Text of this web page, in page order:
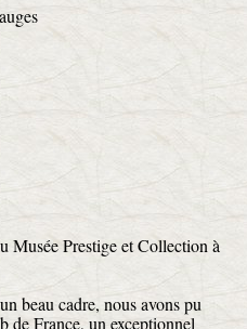
Prestige et Collection à
beau cadre, nous avons pu
de France, un exceptionnel